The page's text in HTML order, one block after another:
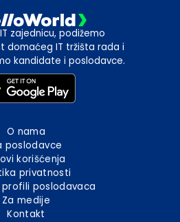
zajednicu, podižemo
domaćeg IT tržišta rada i
kandidate i poslodavce.
O nama
poslodavce
korišćenja
privatnosti
profili poslodavaca
Za medije
Kontakt